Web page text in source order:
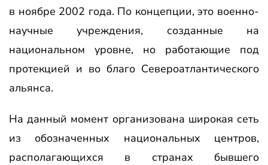
в ноябре 2002 года. По концепции, это военно-
научные учреждения, созданные на
национальном уровне, но работающие под
протекцией и во благо Североатлантического
альянса.
На данный момент организована широкая сеть
из обозначенных национальных центров,
располагающихся в странах бывшего